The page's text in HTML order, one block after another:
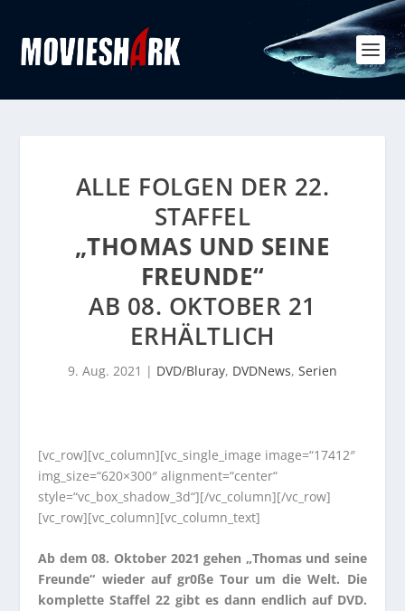
ALLE FOLGEN DER 22.
STAFFEL
„THOMAS UND SEINE
FREUNDE“
AB 08. OKTOBER 21
ERHÄLTLICH
9. Aug. 2021 | DVD/Bluray, DVDNews, Serien
[vc_row][vc_column][vc_single_image image=“17412″
img_size=“620×300″ alignment=“center“
style=“vc_box_shadow_3d“][/vc_column][/vc_row]
[vc_row][vc_column][vc_column_text]
Ab dem 08. Oktober 2021 gehen „Thomas und seine
Freunde“ wieder auf gr0ße Tour um die Welt. Die
komplette Staffel 22 gibt es dann endlich auf DVD.